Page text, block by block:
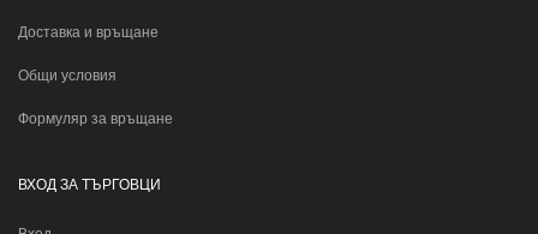
Доставка и връщане
Общи условия
Формуляр за връщане
ВХОД ЗА ТЪРГОВЦИ